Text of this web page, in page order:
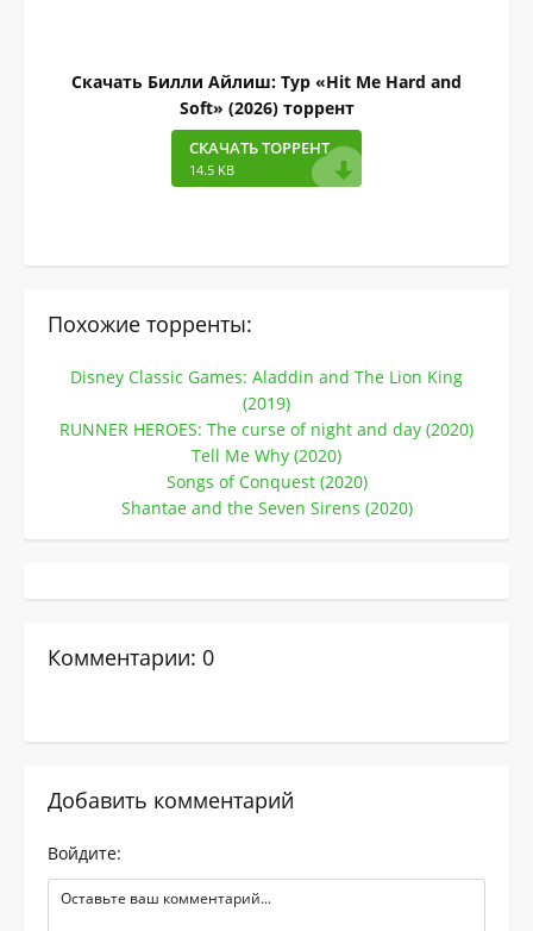
Скачать Билли Айлиш: Тур «Hit Me Hard and
Soft» (2026) торрент
СКАЧАТЬ ТОРРЕНТ
14.5 KB
Похожие торренты:
Disney Classic Games: Aladdin and The Lion King
(2019)
RUNNER HEROES: The curse of night and day (2020)
Tell Me Why (2020)
Songs of Conquest (2020)
Shantae and the Seven Sirens (2020)
Комментарии: 0
Добавить комментарий
Войдите: